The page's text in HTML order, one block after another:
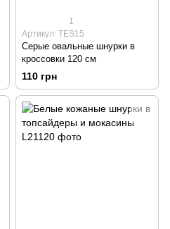
1
Артикул: TES15
Серые овальные шнурки в
кроссовки 120 см
110 грн